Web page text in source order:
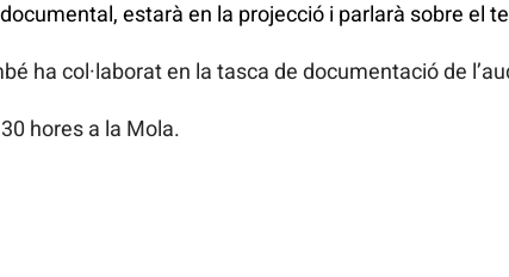
estarà en la projecció i parlarà sobre el
ha col·laborat en la tasca de documentació de
hores a la Mola.